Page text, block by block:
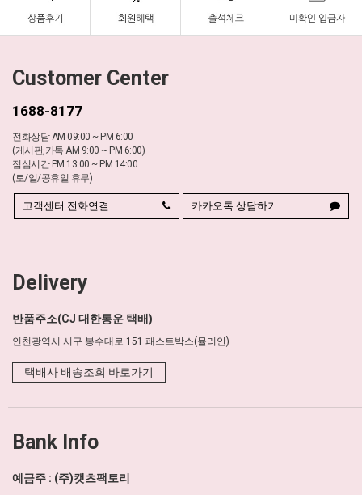
Customer Center
1688-8177
전화상담 AM 09:00 ~ PM 6:00
(게시판,카톡 AM 9:00 ~ PM 6:00)
점심시간 PM 13:00 ~ PM 14:00
(토/일/공휴일 휴무)
고객센터 전화연결 카카오톡 상담하기
Delivery
반품주소(CJ 대한통운 택배)
인천광역시 서구 봉수대로 151 패스트박스(뮬리안)
택배사 배송조회 바로가기
Bank Info
예금주 : (주)캣츠팩토리